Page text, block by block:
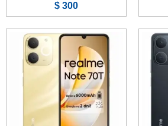
300 $
الشاشة:
الذاكرة: 64 أو 128 جيجابايت
الرام:4 جيجابايت
الكاميرا:32 + 0.8 ميجابكسل
المعالج: Mediatek Dimensity 6300
البطارية والشحن السريع: 6000 مللي أمبير - 15 واط